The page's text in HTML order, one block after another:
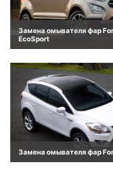
Замена омывателя фар
EcoSport
Замена омывателя фар